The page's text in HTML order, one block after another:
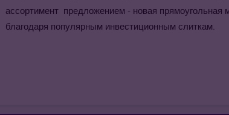
ассортимент предложением - новая прямоугольная
благодаря популярным инвестиционным слиткам.